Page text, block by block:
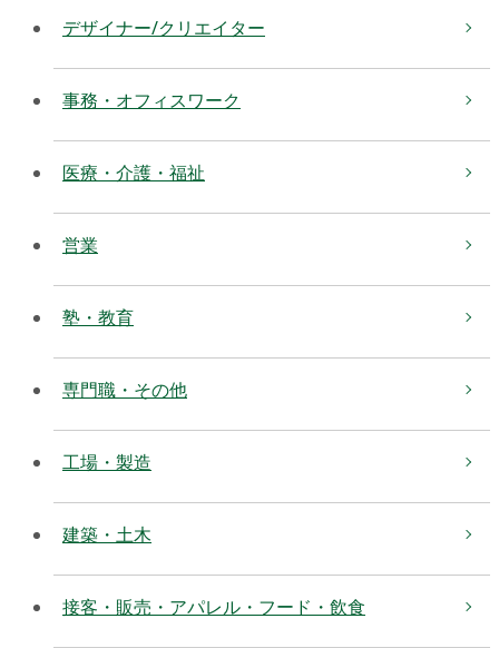
デザイナー/クリエイター
事務・オフィスワーク
医療・介護・福祉
営業
塾・教育
専門職・その他
工場・製造
建築・土木
接客・販売・アパレル・フード・飲食